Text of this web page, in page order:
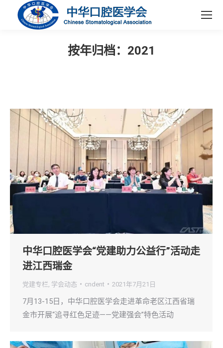
按年归档： 2021
中华口腔医学会“党建助力公益行”活动走
进江西瑞金
党建专栏 学会动态 cndent 2021年7月21日
7月13-15日，中华口腔医学会走进革命老区江西省瑞
金市开展“追寻红色足迹——党建强会”特色活动